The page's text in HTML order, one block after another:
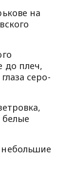
на
до плеч,
серо-